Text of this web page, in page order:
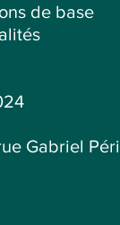
de base
Gabriel